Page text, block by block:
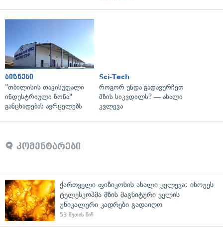
ბიზნესი
"თბილისის თავისუფალი
ინდუსტრიული ზონა"
განცხადებას ავრცელებს
Sci-Tech
როგორ უნდა გადავურჩეთ
მზის სიკვდილს? — ახალი
კვლევა
კომენტარები
ქართველი ფიზიკოსის ახალი კვლევა: ინოუეს
ტელესკოპმა მზის მაგნიტური ველის
უნიკალური კადრები გადაიღო
53 წუთის წინ